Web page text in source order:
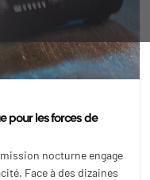
pour les forces de
nocturne engage
Face à des dizaines